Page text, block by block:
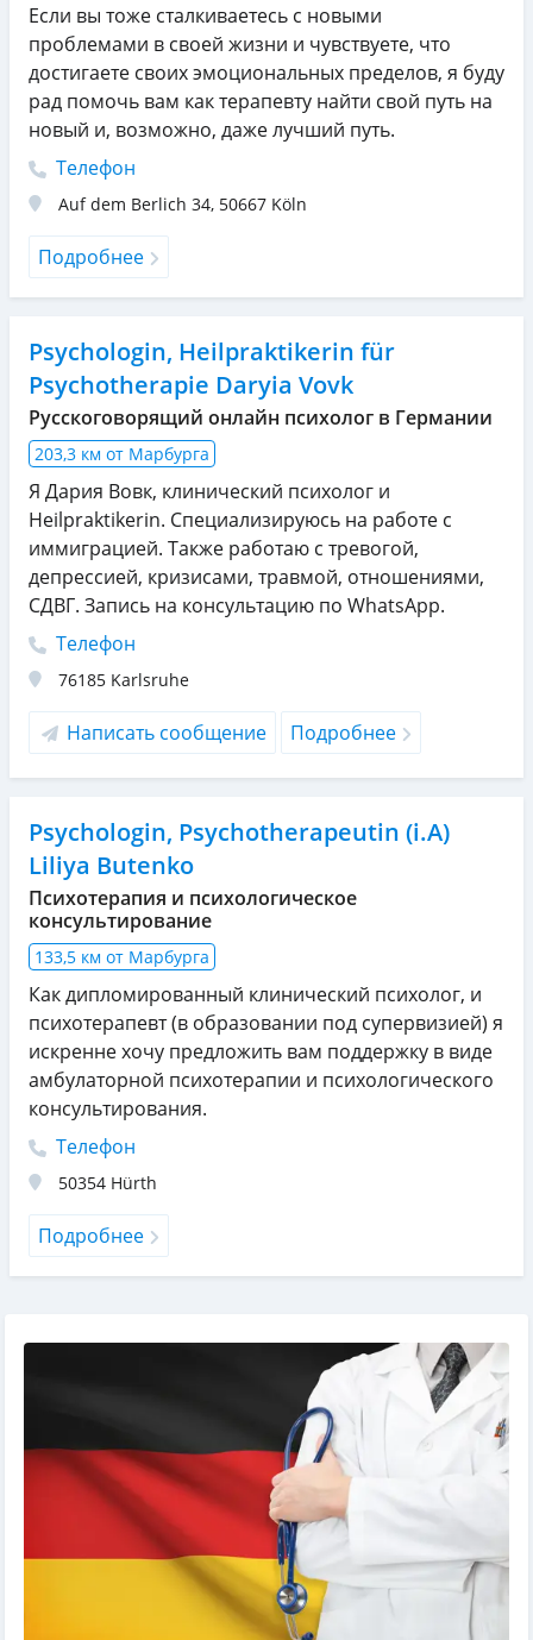
Если вы тоже сталкиваетесь с новыми
проблемами в своей жизни и чувствуете, что
достигаете своих эмоциональных пределов, я буду
рад помочь вам как терапевту найти свой путь на
новый и, возможно, даже лучший путь.
Телефон
Auf dem Berlich 34, 50667 Köln
Подробнее
Psychologin, Heilpraktikerin für
Psychotherapie Daryia Vovk
Русскоговорящий онлайн психолог в Германии
203,3 км от Марбурга
Я Дария Вовк, клинический психолог и
Heilpraktikerin. Специализируюсь на работе с
иммиграцией. Также работаю с тревогой,
депрессией, кризисами, травмой, отношениями,
СДВГ. Запись на консультацию по WhatsApp.
Телефон
76185 Karlsruhe
Написать сообщение Подробнее
Psychologin, Psychotherapeutin (i.A)
Liliya Butenko
Психотерапия и психологическое
консультирование
133,5 км от Марбурга
Как дипломированный клинический психолог, и
психотерапевт (в образовании под супервизией) я
искренне хочу предложить вам поддержку в виде
амбулаторной психотерапии и психологического
консультирования.
Телефон
50354 Hürth
Подробнее